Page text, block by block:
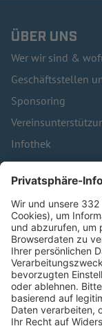
ÜBER UNS
Wer wir sind &
Geschäftsstellen
Sponsoring
Infothek
Kontakt
HÄUFIG
Pässe und
Trainerausbildung
Schulungsangebot
BFV-
Trainerbörse